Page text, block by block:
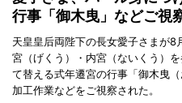
行事「御木曳」などご視
天皇皇后両陛下の長女愛子さまが
宮（げくう）・内宮（ないくう）
て替える式年遷宮の行事「御木曳
加工作業などをご視察された。